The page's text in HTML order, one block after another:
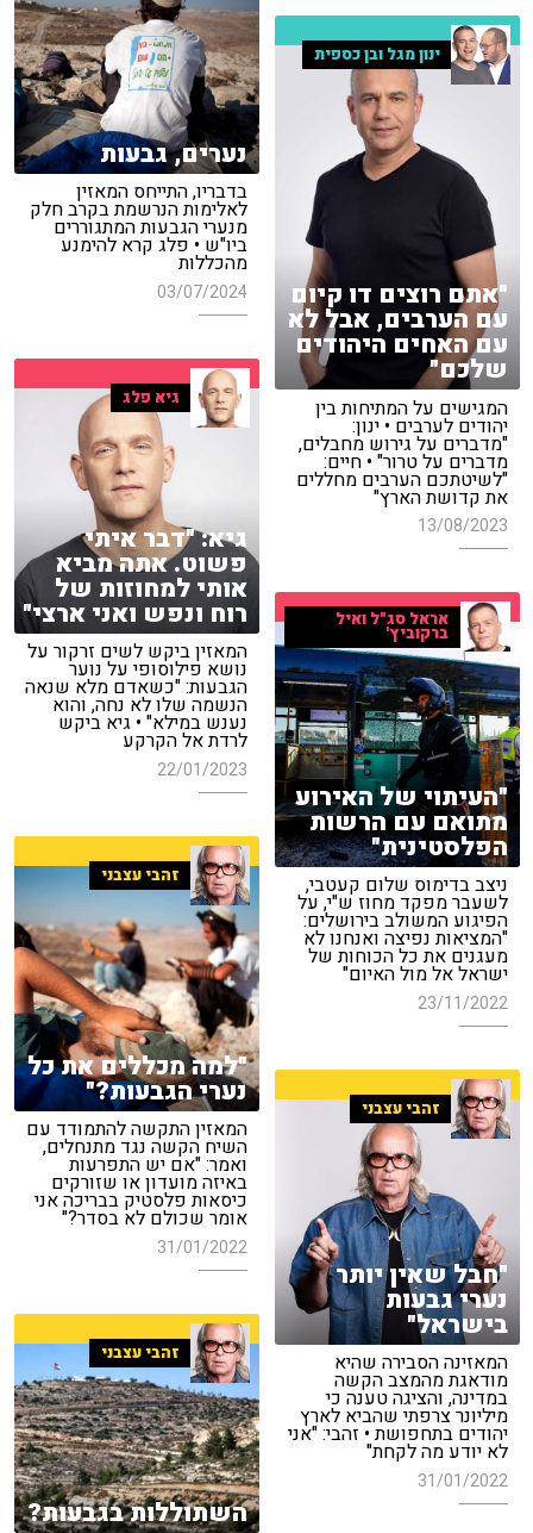
נערים, גבעות
בדבריו, התייחס המאזין
לאלימות הנרשמת בקרב חלק
מנערי הגבעות המתגוררים
ביו"ש • פלג קרא להימנע
מהכללות
03/07/2024
ינון מגל ובן כספית
"אתם רוצים דו קיום
עם הערבים, אבל לא
עם האחים היהודים
שלכם"
המגישים על המתיחות בין
יהודים לערבים • ינון:
"מדברים על גירוש מחבלים,
מדברים על טרור" • חיים:
"לשיטתכם הערבים מחללים
את קדושת הארץ"
13/08/2023
גיא פלג
גיא: "דבר איתי
פשוט. אתה מביא
אותי למחוזות של
רוח ונפש ואני ארצי"
המאזין ביקש לשים זרקור על
נושא פילוסופי על נוער
הגבעות: "כשאדם מלא שנאה
הנשמה שלו לא נחה, והוא
נענש במילא" • גיא ביקש
לרדת אל הקרקע
22/01/2023
אראל סג"ל ואיל
ברקוביץ'
"העיתוי של האירוע
מתואם עם הרשות
הפלסטינית"
ניצב בדימוס שלום קעטבי,
לשעבר מפקד מחוז ש"י, על
הפיגוע המשולב בירושלים:
"המציאות נפיצה ואנחנו לא
מעגנים את כל הכוחות של
ישראל אל מול האיום"
23/11/2022
זהבי עצבני
"למה מכללים את כל
נערי הגבעות?"
המאזין התקשה להתמודד עם
השיח הקשה נגד מתנחלים,
ואמר: "אם יש התפרעות
באיזה מועדון או שזורקים
כיסאות פלסטיק בבריכה אני
אומר שכולם לא בסדר?"
31/01/2022
זהבי עצבני
"חבל שאין יותר
נערי גבעות
בישראל"
המאזינה הסבירה שהיא
מודאגת מהמצב הקשה
במדינה, והציגה טענה כי
מיליונר צרפתי שהביא לארץ
יהודים בתחפושת • זהבי: "אני
לא יודע מה לקחת"
31/01/2022
זהבי עצבני
השתוללות בגבעות?